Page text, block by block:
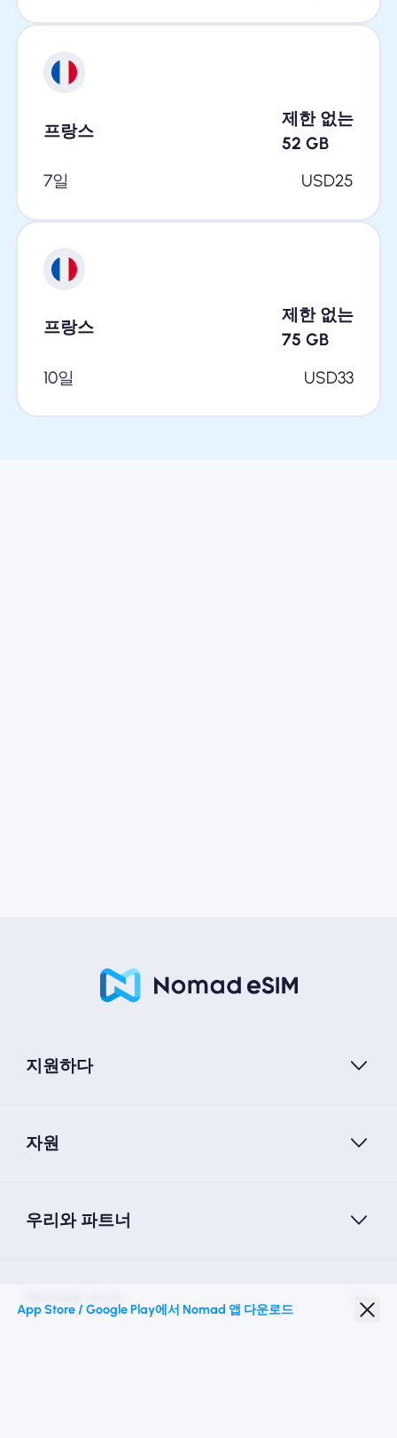
프랑스
제한 없는
52 GB
7일
USD25
프랑스
제한 없는
75 GB
10일
USD33
지원하다
자원
우리와 파트너
App Store / Google Play에서 Nomad 앱 다운로드